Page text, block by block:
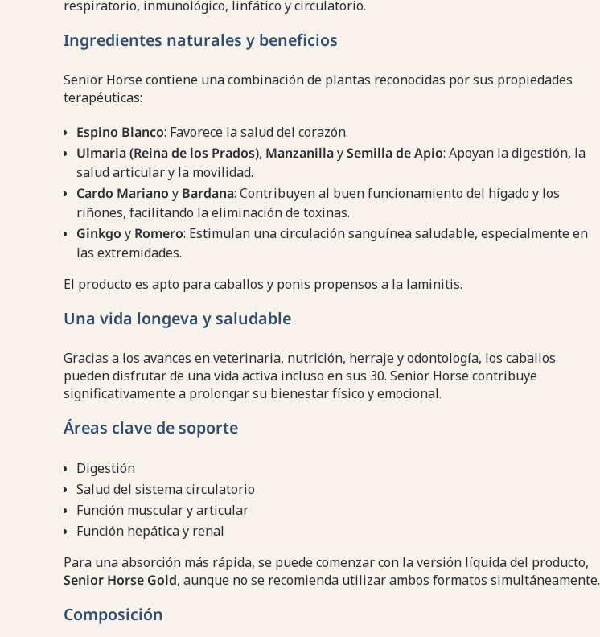
respiratorio, inmunológico, linfático y circulatorio.
Ingredientes naturales y beneficios
Senior Horse contiene una combinación de plantas reconocidas por sus propiedades
terapéuticas:
Espino Blanco: Favorece la salud del corazón.
Ulmaria (Reina de los Prados), ManzanillaySemilla de Apio: Apoyan la digestión, la
salud articular y la movilidad.
Cardo Mariano y Bardana: Contribuyen al buen funcionamiento del hígado y los
riñones, facilitando la eliminación de toxinas.
Ginkgo y Romero: Estimulan una circulación sanguínea saludable, especialmente en
las extremidades.
El producto es apto para caballos y ponis propensos a la laminitis.
Una vida longeva y saludable
Gracias a los avances en veterinaria, nutrición, herraje y odontología, los caballos
pueden disfrutar de una vida activa incluso en sus 30. Senior Horse contribuye
significativamente a prolongar su bienestar físico y emocional.
Áreas clave de soporte
Digestión
Salud del sistema circulatorio
Función muscular y articular
Función hepática y renal
Para una absorción más rápida, se puede comenzar con la versión líquida del producto,
Senior Horse Gold, aunque no se recomienda utilizar ambos formatos simultáneamente.
Composición